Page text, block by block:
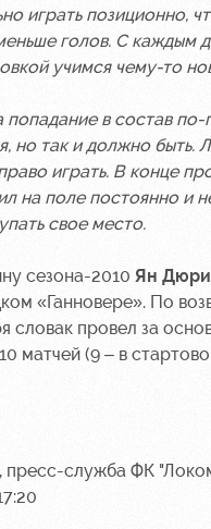
играть позиционно,
голов. С каждым
учимся чему-то
попадание в состав
но так и должно быть.
играть. В конце
на поле постоянно и
свое место.
сезона-2010 Ян
«Ганновере». По
словак провел за
матчей (9 – в
пресс-служба ФК